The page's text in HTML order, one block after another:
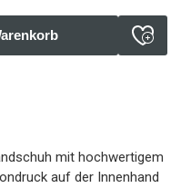
mit hochwertigem
auf der Innenhand